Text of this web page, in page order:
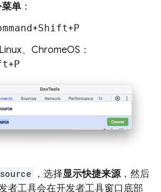
单 ：
+Shift+P
、ChromeOS：
+P
，选择显示快捷来源，然后
者工具会在开发者工具窗口底部